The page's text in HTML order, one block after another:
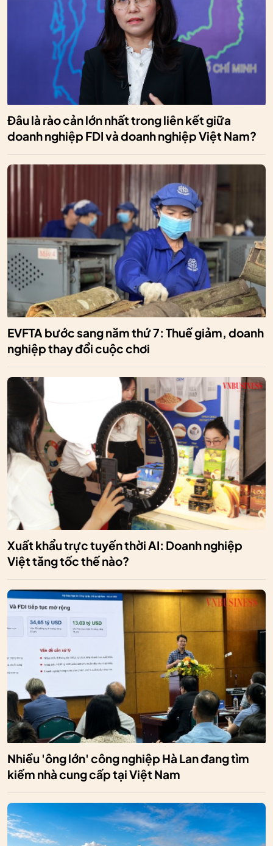
Đâu là rào cản lớn nhất trong liên kết giữa
doanh nghiệp FDI và doanh nghiệp Việt Nam?
EVFTA bước sang năm thứ 7: Thuế giảm, doanh
nghiệp thay đổi cuộc chơi
Xuất khẩu trực tuyến thời AI: Doanh nghiệp
Việt tăng tốc thế nào?
Nhiều 'ông lớn' công nghiệp Hà Lan đang tìm
kiếm nhà cung cấp tại Việt Nam